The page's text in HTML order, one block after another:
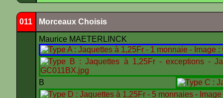
011 Morceaux Choisis
Maurice MAETERLINCK
B